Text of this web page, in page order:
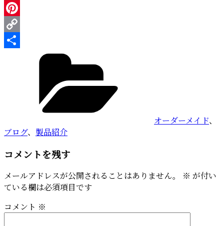
Line
Pinterest
Copy
オーダーメイド、
ブログ、 製品紹介
コメントを残す
メールアドレスが公開されることはありません。 ※ が付い
ている欄は必須項目です
コメント ※